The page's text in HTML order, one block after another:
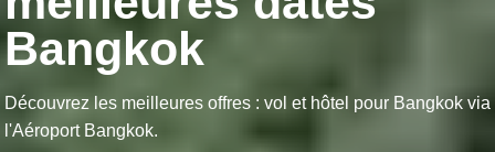
Bangkok
Découvrez les meilleures offres : vol et hôtel pour Bangkok via
l'Aéroport Bangkok.